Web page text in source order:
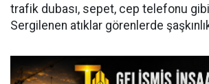
trafik dubası, sepet, cep telefonu gibi
Sergilenen atıklar görenlerde